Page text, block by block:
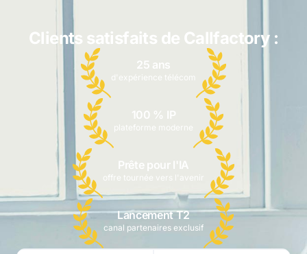
Clients satisfaits de Callfactory :
25 ans
d'expérience télécom
100 % IP
plateforme moderne
Prête pour l'IA
offre tournée vers l'avenir
Lancement T2
canal partenaires exclusif